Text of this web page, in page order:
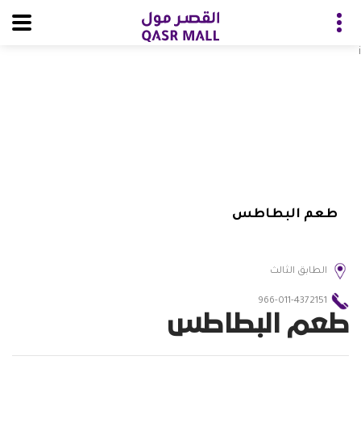
i
طعم البطاطس
الطابق الثالث
966-011-4372151
طعم البطاطس